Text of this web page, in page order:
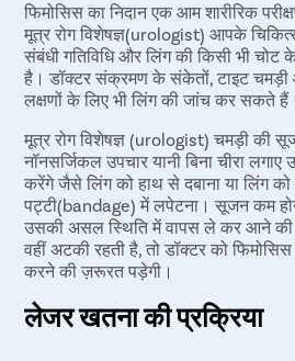
फिमोसिस का निदान एक आम शारीरिक
मूत्र रोग विशेषज्ञ(urologist) आपके
संबंधी गतिविधि और लिंग की किसी भी
है। डॉक्टर संक्रमण के संकेतों, टाइट
लक्षणों के लिए भी लिंग की जांच कर सकते हैं।
मूत्र रोग विशेषज्ञ (urologist) चमड़ी की
नॉनसर्जिकल उपचार यानी बिना चीरा
करेंगे जैसे लिंग को हाथ से दबाना या लिंग
पट्टी(bandage) में लपेटना। सूजन कम
उसकी असल स्थिति में वापस ले कर आने की
वहीं अटकी रहती है, तो डॉक्टर को
करने की ज़रूरत पड़ेगी।
लेजर खतना की प्रक्रिया